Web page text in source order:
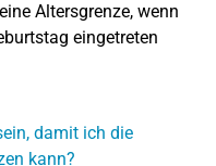
Altersgrenze, wenn
eingetreten
damit ich die
kann?